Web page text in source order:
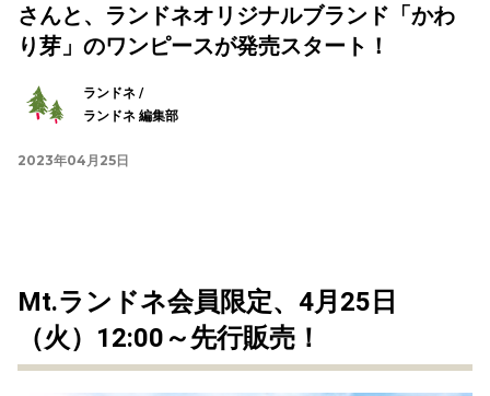
さんと、ランドネオリジナルブランド「かわ
り芽」のワンピースが発売スタート！
ランドネ /
ランドネ 編集部
2023年04月25日
Mt.ランドネ会員限定、4月25日
（火）12:00～先行販売！